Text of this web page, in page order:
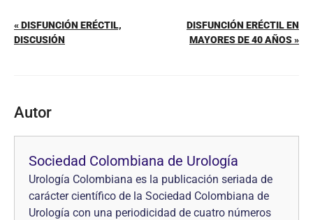
« DISFUNCIÓN ERÉCTIL,
DISCUSIÓN
DISFUNCIÓN ERÉCTIL EN
MAYORES DE 40 AÑOS »
Autor
Sociedad Colombiana de Urología
Urología Colombiana es la publicación seriada de
carácter científico de la Sociedad Colombiana de
Urología con una periodicidad de cuatro números